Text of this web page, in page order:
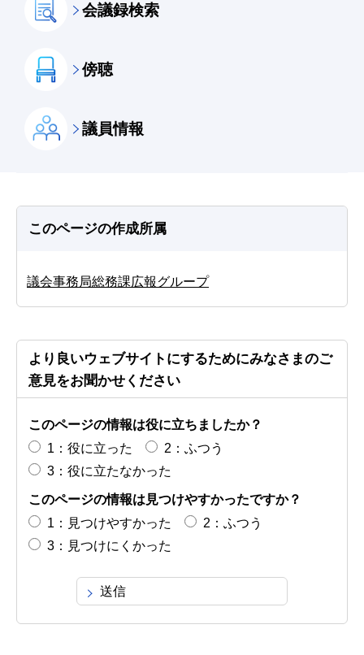
会議録検索
傍聴
議員情報
このページの作成所属
議会事務局総務課広報グループ
より良いウェブサイトにするためにみなさまのご
意見をお聞かせください
このページの情報は役に立ちましたか？
1：役に立った
2：ふつう
3：役に立たなかった
このページの情報は見つけやすかったですか？
1：見つけやすかった
2：ふつう
3：見つけにくかった